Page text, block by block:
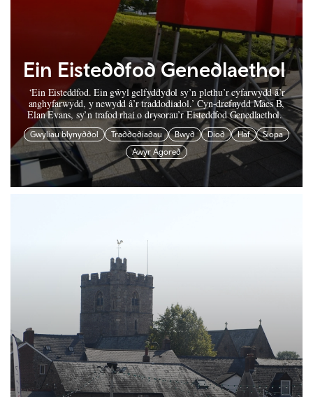
Ein Eisteddfod Genedlaethol
‘Ein Eisteddfod. Ein gŵyl gelfyddydol sy’n plethu’r cyfarwydd â’r
anghyfarwydd, y newydd â’r traddodiadol.’ Cyn-drefnydd Maes B,
Elan Evans, sy’n trafod rhai o drysorau’r Eisteddfod Genedlaethol.
Gwyliau blynyddol Traddodiadau Bwyd Diod Haf
Siopa
Awyr Agored